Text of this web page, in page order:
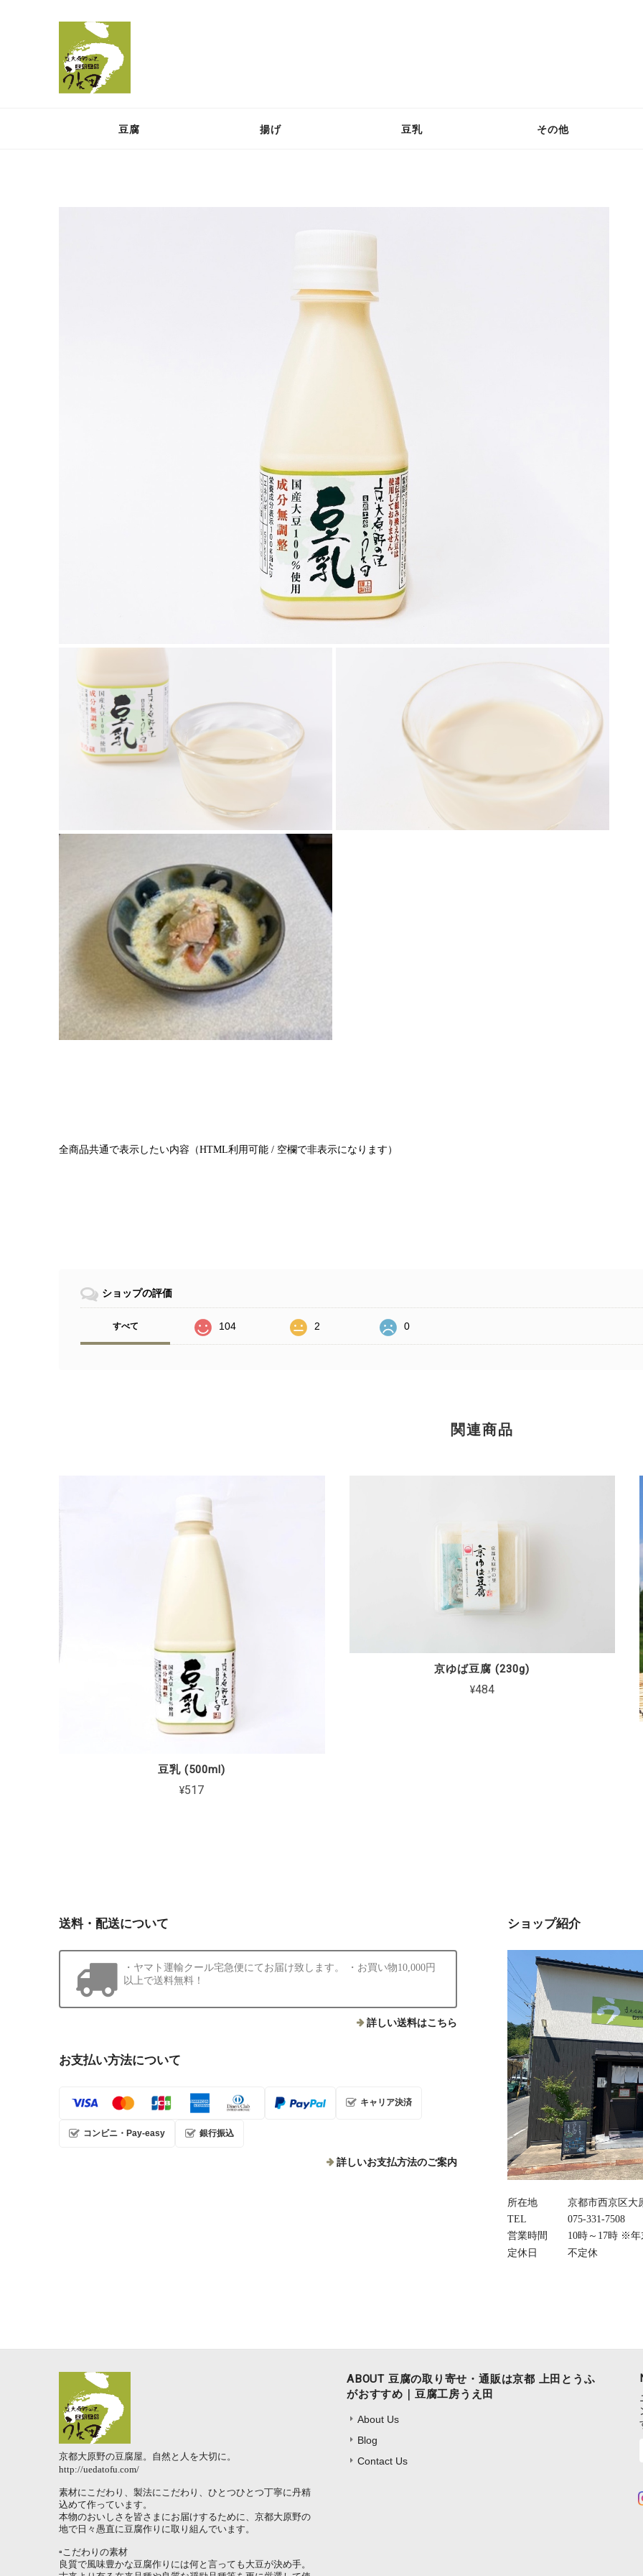
豆腐 揚げ 豆乳 その他
全商品共通で表示したい内容（HTML利用可能 / 空欄で非表示になります）
ショップの評価
すべて 104 2 0
関連商品
豆乳 (500ml)
¥517
京ゆば豆腐 (230g)
¥484
送料・配送について
・ヤマト運輸クール宅急便にてお届け致します。 ・お買い物10,000円
以上で送料無料！
詳しい送料はこちら
お支払い方法について
キャリア決済
コンビニ・Pay-easy 銀行振込
詳しいお支払方法のご案内
ショップ紹介
所在地
京都市西京区大
TEL
075‐331‐7508
営業時間
10時～17時 ※年
定休日
不定休
京都大原野の豆腐屋。自然と人を大切に。
http://uedatofu.com/
素材にこだわり、製法にこだわり、ひとつひとつ丁寧に丹精
込めて作っています。
本物のおいしさを皆さまにお届けするために、京都大原野の
地で日々愚直に豆腐作りに取り組んでいます。
▫️こだわりの素材
良質で風味豊かな豆腐作りには何と言っても大豆が決め手。
ABOUT 豆腐の取り寄せ・通販は京都 上田とうふ
がおすすめ｜豆腐工房うえ田
About Us
Blog
Contact Us